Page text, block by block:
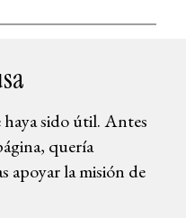
sido útil. Antes
quería
apoyar la misión de